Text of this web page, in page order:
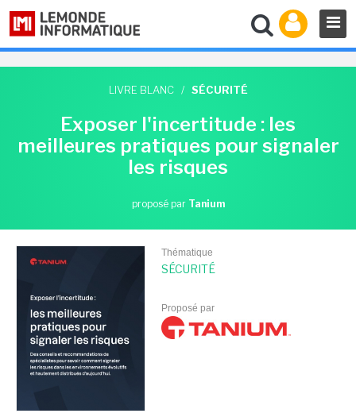
LIVRE BLANC / SÉCURITÉ
Exposer l'incertitude : les
meilleures pratiques pour signaler
les risques
proposé par Tanium
Thématique
SÉCURITÉ
Proposé par